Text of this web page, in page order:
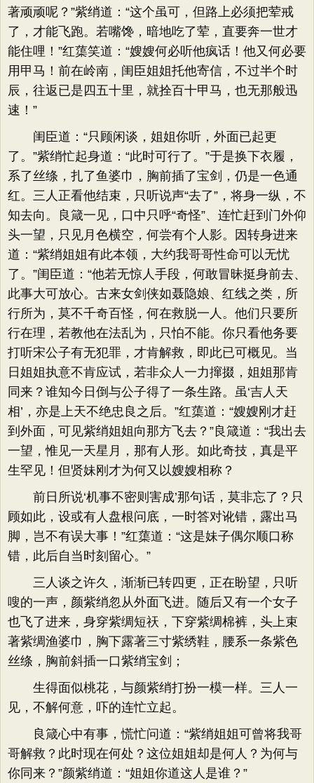
著顽顽呢？”紫绡道：“这个虽可，但路上必须把荤戒
了，才能飞跑。若嘴馋，暗地吃了荤，直要奔一世才
能住哩！”红蕖笑道：“嫂嫂何必听他疯话！他又何必要
用甲马！前在岭南，闺臣姐姐托他寄信，不过半个时
辰，往返已是四五十里，就拴百十甲马，也无那般迅
速！”
闺臣道：“只顾闲谈，姐姐你听，外面已起更
了。”紫绡忙起身道：“此时可行了。”于是换下衣履，
系了丝绦，扎了鱼婆巾，胸前插了宝剑，仍是一色通
红。三人正看他结束，只听说声“去了”，将身一纵，不
知去向。良箴一见，口中只呼“奇怪”、连忙赶到门外仰
头一望，只见月色横空，何尝有个人影。因转身进来
道：“紫绡姐姐有此本领，大约我哥哥性命可以无忧
了。”闺臣道：“他若无惊人手段，何敢冒昧挺身前去、
此事大可放心。古来女剑侠如聂隐娘、红线之类，所
行所为，莫不千奇百怪，何在救脱一人。他们只要所
行在理，若教他在法乱为，只怕不能。你只看他务要
打听宋公子有无犯罪，才肯解救，即此已可概见。当
日姐姐执意不肯应试，若非众人一力撺掇，姐姐那肯
同来？谁知今日倒与公子得了一条生路。虽‘吉人天
相’，亦是上天不绝忠良之后。”红蕖道：“嫂嫂刚才赶
到外面，可见紫绡姐姐向那方飞去？”良箴道：“我出去
一望，惟见一天星月，那有人形。如此奇技，真是平
生罕见！但贤妹刚才为何又以嫂嫂相称？
前日所说‘机事不密则害成’那句话，莫非忘了？只
顾如此，设或有人盘根问底，一时答对讹错，露出马
脚，岂不有误大事！”红蕖道：“这是妹子偶尔顺口称
错，此后自当时刻留心。”
三人谈之许久，渐渐已转四更，正在盼望，只听
嗖的一声，颜紫绡忽从外面飞进。随后又有一个女子
也飞了进来，身穿紫绸短祆，下穿紫绸棉裤，头上束
著紫绸渔婆巾，胸下露著三寸紫绣鞋，腰系一条紫色
丝绦，胸前斜插一口紫绡宝剑；
生得面似桃花，与颜紫绡打扮一模一样。三人一
见，不解何意，吓的连忙立起。
良箴心中有事，慌忙问道：“紫绡姐姐可曾将我哥
哥解救？此时现在何处？这位姐姐却是何人？为何与
你同来？”颜紫绡道：“姐姐你道这人是谁？”